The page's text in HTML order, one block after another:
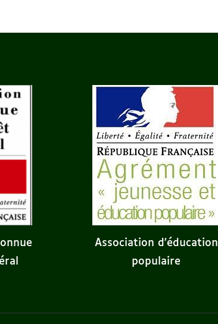
Association d'éducation
populaire